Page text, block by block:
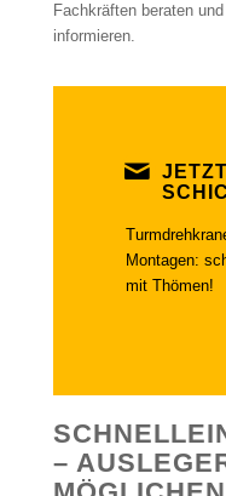
Fachkräften beraten
informieren.
Montagen:
mit Thömen!
–